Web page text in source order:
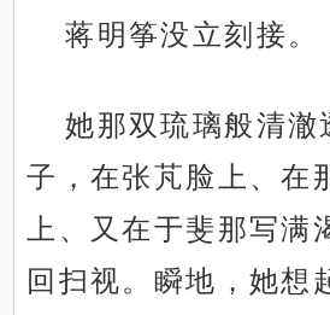
蒋明筝没立刻接。
她那双琉璃般清澈
子，在张芃脸上、在
上、又在于斐那写满
回扫视。瞬地，她想